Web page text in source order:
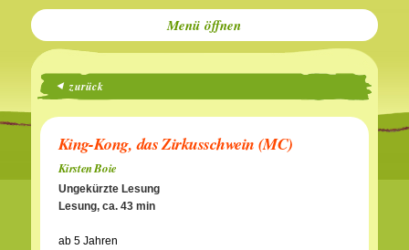
Menü
zurück
King-Kong, das Zirkusschwein (MC)
Kirsten Boie
Ungekürzte Lesung
Lesung, ca. 43 min
ab 5 Jahren